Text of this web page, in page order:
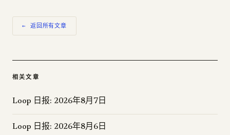
← 返回所有文章
相关文章
Loop 日报: 2026年8月7日
Loop 日报: 2026年8月6日